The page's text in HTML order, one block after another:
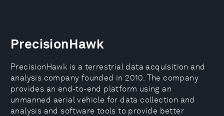
PrecisionHawk
PrecisionHawk is a terrestrial data acquisition and
analysis company founded in 2010. The company
provides an end-to-end platform using an
unmanned aerial vehicle for data collection and
analysis and software tools to provide better